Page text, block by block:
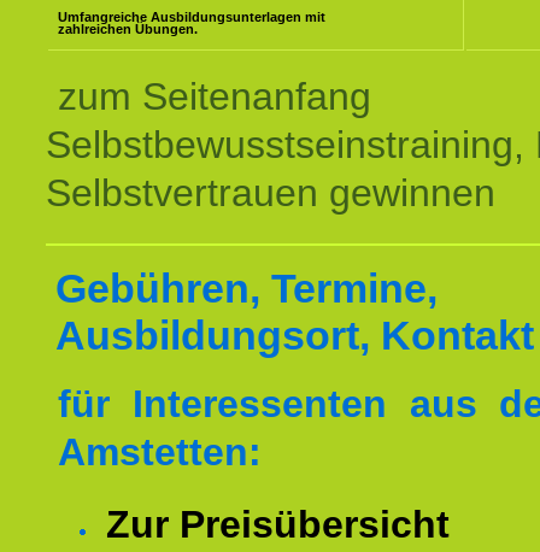
Umfangreiche Ausbildungsunterlagen mit
zahlreichen Übungen.
zum Seitenanfang
Selbstbewusstseinstraining,
Selbstvertrauen gewinnen
Gebühren, Termine,
Ausbildungsort, Kontakt
für Interessenten aus
Amstetten:
Zur Preisübersicht